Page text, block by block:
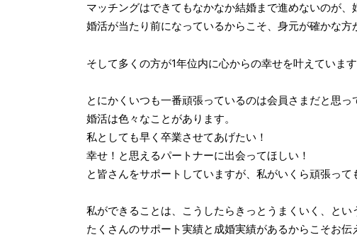
マッチングはできてもなかなか結婚まで進めないのが、
婚活が当たり前になっているからこそ、身元が確かな
そして多くの方が1年位内に心からの幸せを叶えていま
とにかくいつも一番頑張っているのは会員さまだと思っ
婚活は色々なことがあります。
私としても早く卒業させてあげたい！
幸せ！と思えるパートナーに出会ってほしい！
と皆さんをサポートしていますが、私がいくら頑張っ
私ができることは、こうしたらきっとうまくいく、とい
たくさんのサポート実績と成婚実績があるからこそお伝